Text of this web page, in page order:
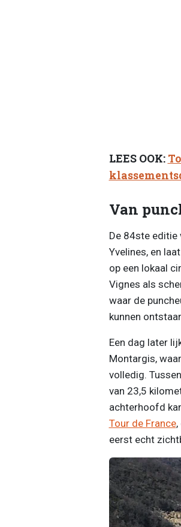
LEES OOK:
Van
De 84ste editie
Yvelines, en
op een lokaal
Vignes als
waar de
kunnen
Een dag later
Montargis,
volledig.
van 23,5
achterhoofd
Tour de France,
eerst echt